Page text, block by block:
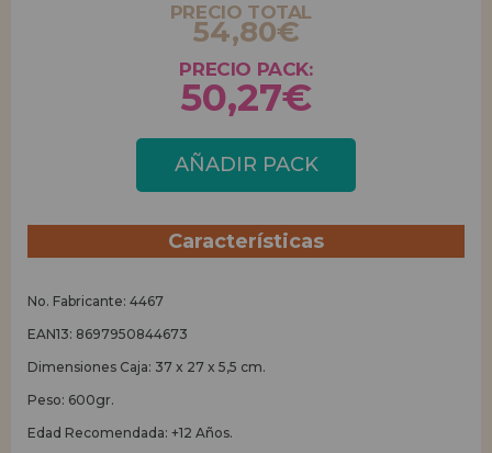
PRECIO TOTAL
54,80€
PRECIO PACK:
50,27€
AÑADIR PACK
Características
No. Fabricante: 4467
EAN13: 8697950844673
Dimensiones Caja: 37 x 27 x 5,5 cm.
Peso: 600gr.
Edad Recomendada: +12 Años.